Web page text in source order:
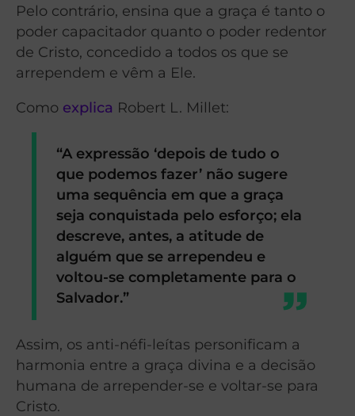
Pelo contrário, ensina que a graça é tanto o
poder capacitador quanto o poder redentor
de Cristo, concedido a todos os que se
arrependem e vêm a Ele.
Como explica Robert L. Millet:
“A expressão ‘depois de tudo o
que podemos fazer’ não sugere
uma sequência em que a graça
seja conquistada pelo esforço; ela
descreve, antes, a atitude de
alguém que se arrependeu e
voltou-se completamente para o
Salvador.”
Assim, os anti-néfi-leítas personificam a
harmonia entre a graça divina e a decisão
humana de arrepender-se e voltar-se para
Cristo.